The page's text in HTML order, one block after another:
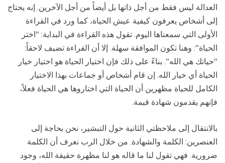
العدالة ليس فقط من أجل ذاتها بل أيضاً من أجل الآخرين. إنه يحتاج
إلى أشخاص يعرفون كيفية عيش الحياة، كما ورد في القراءة
الأولى التي سمعناها اليوم. تقول هذه القراءة في البداية: "اختر
الحياة": وهنا تكون الموافقة سهلة. إلا أن القراءة تضيف لاحقاً:
"حياتك هي الله". بناءً على ذلك فإن اختيار الحياة هو اختيار خيار
الحياة أي خيار الله. إن قام أشخاص أو جماعات بهذا الاختيار
الكامل للحياة مظهرين أن الحياة التي اختاروها هي الحياة فعلاً،
فإنهم يقدمون شهادة قيمة.
بالانتقال إلى ملاحظتي الثانية حول التبشير، نحن بحاجة إلى
العنصرين: الكلمة والشهادة. من خلال الرب نعرف أن الكلمة
ضرورية. فهي تقول لنا ما قاله هو لنا مظهرة حقيقة الله، وجود